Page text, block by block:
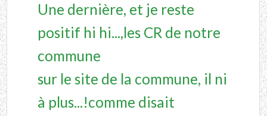
Une dernière, et je reste
positif hi hi...,les CR de notre
commune
sur le site de la commune, il ni
à plus...!comme disait